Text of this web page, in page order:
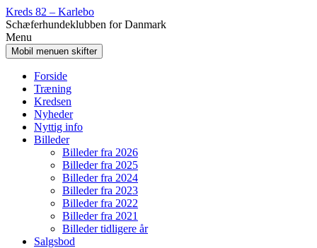
Spring
til
indhold
Gå
til
Hovedmenu
Kreds 82 – Karlebo
Schæferhundeklubben for Danmark
Menu
Mobil menuen skifter
Forside
Træning
Kredsen
Nyheder
Nyttig info
Billeder
Billeder fra 2026
Billeder fra 2025
Billeder fra 2024
Billeder fra 2023
Billeder fra 2022
Billeder fra 2021
Billeder tidligere år
Salgsbod